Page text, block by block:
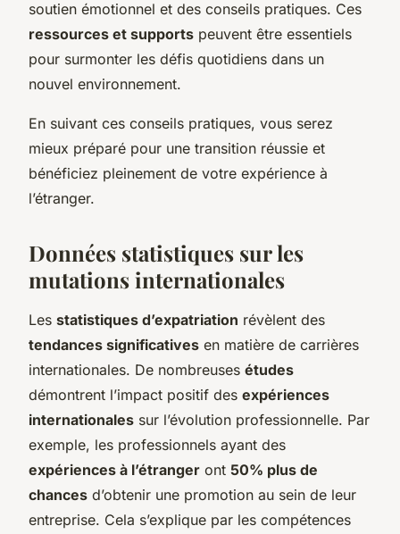
soutien émotionnel et des conseils pratiques. Ces
ressources et supports peuvent être essentiels
pour surmonter les défis quotidiens dans un
nouvel environnement.
En suivant ces conseils pratiques, vous serez
mieux préparé pour une transition réussie et
bénéficiez pleinement de votre expérience à
l’étranger.
Données statistiques sur les
mutations internationales
Les statistiques d’expatriation révèlent des
tendances significatives en matière de carrières
internationales. De nombreuses études
démontrent l’impact positif des expériences
internationales sur l’évolution professionnelle. Par
exemple, les professionnels ayant des
expériences à l’étranger ont 50% plus de
chances d’obtenir une promotion au sein de leur
entreprise. Cela s’explique par les compétences